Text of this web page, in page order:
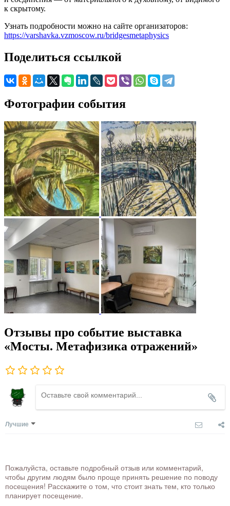
к скрытому.
Узнать подробности можно на сайте организаторов:
https://varshavka.vzmoscow.ru/bridgesmetaphysics
Поделиться ссылкой
Фотографии события
Отзывы про событие выставка
«Мосты. Метафизика отражений»
Лучшие
Пожалуйста, оставьте подробный отзыв или комментарий,
чтобы другим людям было проще принять решение по поводу
посещения! Расскажите о том, что стоит знать тем, кто только
планирует посещение.